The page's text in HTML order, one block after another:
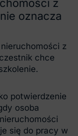
z
oznacza
z
chce
potwierdzenie
osoba
się do pracy w